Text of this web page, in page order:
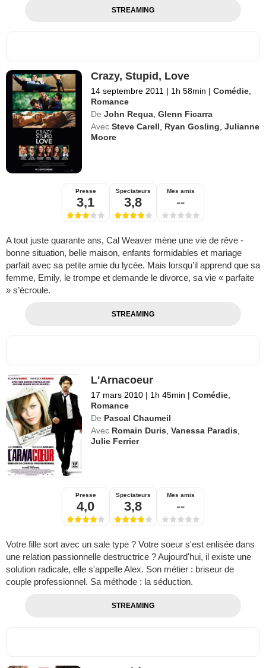
STREAMING
Crazy, Stupid, Love
14 septembre 2011 | 1h 58min | Comédie
Romance
De John Requa ,Glenn Ficarra
Avec Steve Carell Ryan Gosling ,Julianne
Moore
Presse
3,1
Spectateurs
3,8
Mes amis
--
A tout juste quarante ans, Cal Weaver mène une vie de rêve -
bonne situation, belle maison, enfants formidables et mariage
parfait avec sa petite amie du lycée. Mais lorsqu’il apprend que sa
femme, Emily, le trompe et demande le divorce, sa vie « parfaite
» s’écroule.
STREAMING
L'Arnacoeur
17 mars 2010 | 1h 45min | Comédie
Romance
De Pascal Chaumeil
Avec Romain Duris ,Vanessa Paradis
Julie Ferrier
Presse
4,0
Spectateurs
3,8
Mes amis
--
Votre fille sort avec un sale type ? Votre soeur s'est enlisée dans
une relation passionnelle destructrice ? Aujourd'hui, il existe une
solution radicale, elle s'appelle Alex. Son métier : briseur de
couple professionnel. Sa méthode : la séduction.
STREAMING